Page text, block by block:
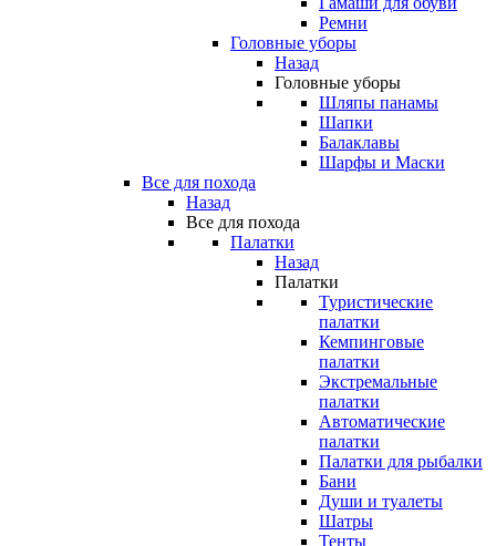
Ремни
Головные уборы
Назад
Головные уборы
Шляпы панамы
Шапки
Балаклавы
Шарфы и Маски
Все для похода
Назад
Все для похода
Палатки
Назад
Палатки
Туристические
палатки
Кемпинговые
палатки
Экстремальные
палатки
Автоматические
палатки
Палатки для рыбалки
Бани
Души и туалеты
Шатры
Тенты